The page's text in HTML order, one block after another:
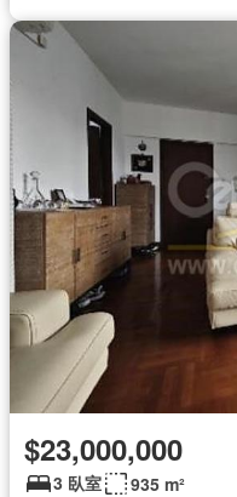
$23,000,000
3 臥室 935 m²